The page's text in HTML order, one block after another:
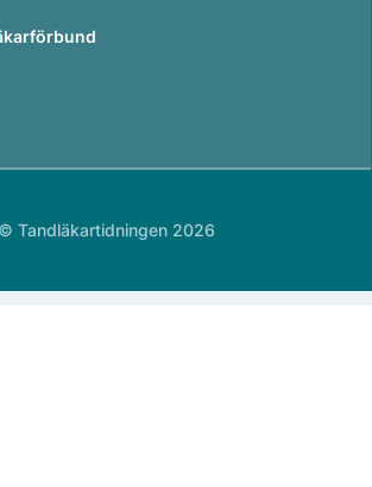
© Tandläkartidningen 2026